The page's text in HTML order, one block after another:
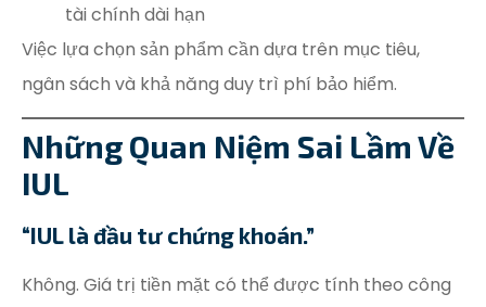
tài chính dài hạn
Việc lựa chọn sản phẩm cần dựa trên mục tiêu,
ngân sách và khả năng duy trì phí bảo hiểm.
Những Quan Niệm Sai Lầm Về
IUL
“IUL là đầu tư chứng khoán.”
Không. Giá trị tiền mặt có thể được tính theo công